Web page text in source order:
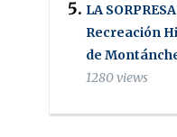
LA
Recreación
de
1280 views